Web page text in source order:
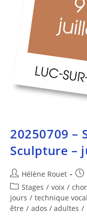
20250709 –
Sculpture –
Hélène Rouet
Stages / voix /
jours / technique
être / ados / adultes /